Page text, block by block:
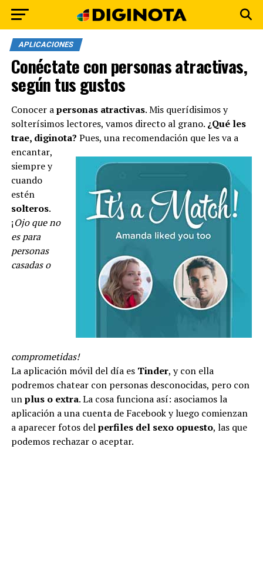
APLICACIONES
Conéctate con personas atractivas,
según tus gustos
Conocer apersonas atractivas. Mis querídisimos y
solterísimos lectores, vamos directo al grano. ¿Qué les
trae, diginota? Pues, una recomendación que les va a
encantar,
siempre y
cuando
estén
solteros.
¡Ojo que no
es para
personas
casadas o
comprometidas!
La aplicación móvil del día es Tinder, y con ella
podremos chatear con personas desconocidas, pero con
unplus o extra. La cosa funciona así: asociamos la
aplicación a una cuenta de Facebook y luego comienzan
a aparecer fotos delperfiles del sexo opuesto, las que
podemos rechazar o aceptar.